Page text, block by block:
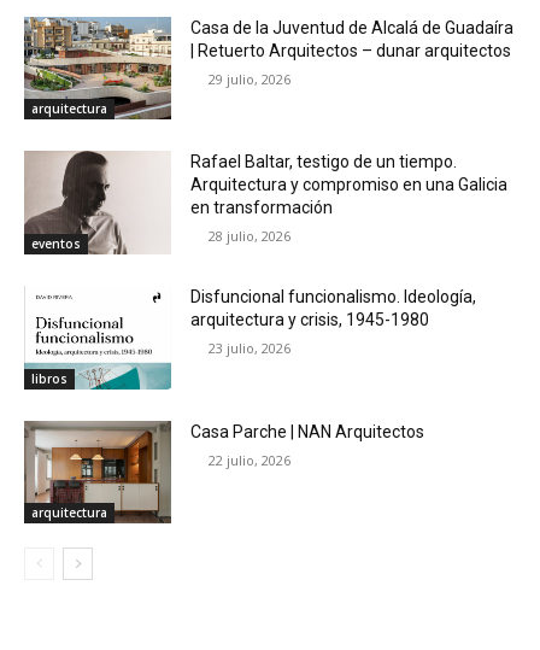
arquitectura
Casa de la Juventud de Alcalá de Guadaíra
| Retuerto Arquitectos – dunar arquitectos
29 julio, 2026
eventos
Rafael Baltar, testigo de un tiempo.
Arquitectura y compromiso en una Galicia
en transformación
28 julio, 2026
libros
Disfuncional funcionalismo. Ideología,
arquitectura y crisis, 1945-1980
23 julio, 2026
arquitectura
Casa Parche | NAN Arquitectos
22 julio, 2026